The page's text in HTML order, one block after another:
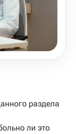
раздела
ли это